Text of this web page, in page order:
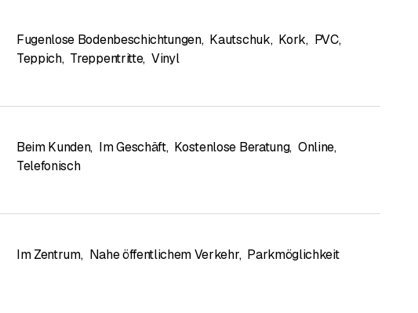
Fugenlose Bodenbeschichtungen, Kautschuk, Kork, PVC,
Teppich, Treppentritte, Vinyl
Beim Kunden, Im Geschäft, Kostenlose Beratung, Online,
Telefonisch
Im Zentrum, Nahe öffentlichem Verkehr, Parkmöglichkeit